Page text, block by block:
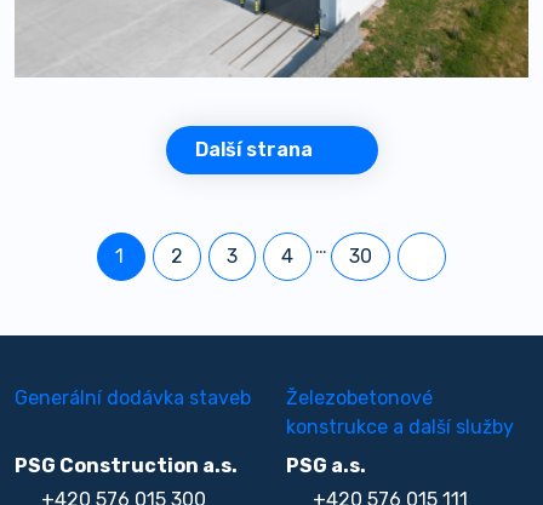
Další strana
1 2 3 4 … 30
Generální dodávka staveb
PSG Construction a.s.
+420 576 015 300
Železobetonové
konstrukce a další služby
PSG a.s.
+420 576 015 111